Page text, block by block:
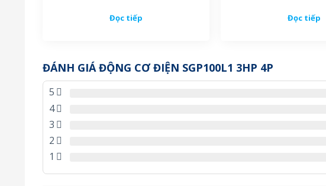
Đọc tiếp Đọc tiếp
ĐÁNH GIÁ ĐỘNG CƠ ĐIỆN SGP100L1 3HP 4P
5
4
3
2
1